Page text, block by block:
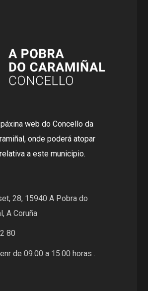
web do Concello da
onde poderá atopar
a este municipio.
28, 15940 A Pobra do
A Coruña
80
de 09.00 a 15.00 horas .